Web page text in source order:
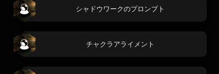
シャドウワークのプロンプト
チャクラアライメント